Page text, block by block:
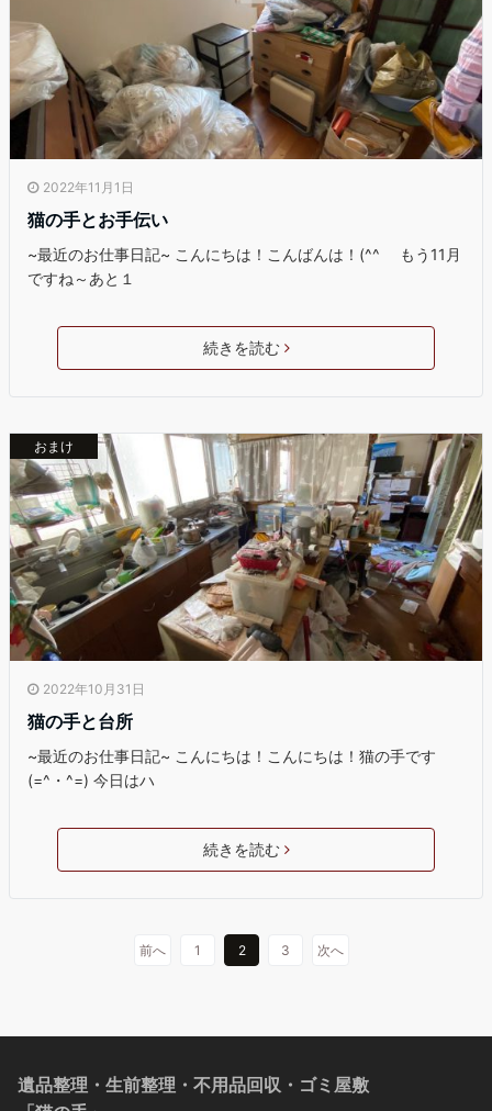
2022年11月1日
猫の手とお手伝い
~最近のお仕事日記~ こんにちは！こんばんは！(^^ゞ もう11月
ですね～あと１
続きを読む
おまけ
2022年10月31日
猫の手と台所
~最近のお仕事日記~ こんにちは！こんにちは！猫の手です
(=^・^=) 今日はハ
続きを読む
前へ 1 2 3 次へ
遺品整理・生前整理・不用品回収・ゴミ屋敷